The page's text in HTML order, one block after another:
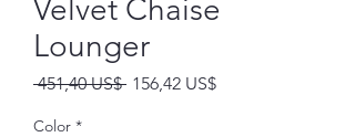
Velvet Chaise
Lounger
451,40 US$ Precio
156,42 US$Precio
Color *